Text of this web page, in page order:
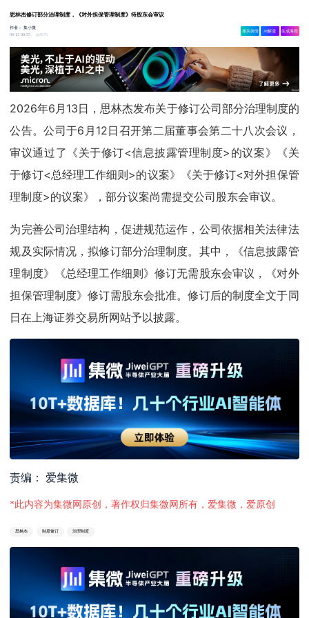
思林杰修订部分治理制度，《对外担保管理制度》待股东会审议
作者：集小微
06-13 00:55
4676
相关舆情 AI解读 生成海报
2026年6月13日，思林杰发布关于修订公司部分治理制度的
公告。公司于6月12日召开第二届董事会第二十八次会议，
审议通过了《关于修订<信息披露管理制度>的议案》《关
于修订<总经理工作细则>的议案》《关于修订<对外担保管
理制度>的议案》，部分议案尚需提交公司股东会审议。
为完善公司治理结构，促进规范运作，公司依据相关法律法
规及实际情况，拟修订部分治理制度。其中，《信息披露管
理制度》《总经理工作细则》修订无需股东会审议，《对外
担保管理制度》修订需股东会批准。修订后的制度全文于同
日在上海证券交易所网站予以披露。
责编： 爱集微
*此内容为集微网原创，著作权归集微网所有，爱集微，爱原创
思林杰 制度修订 治理制度